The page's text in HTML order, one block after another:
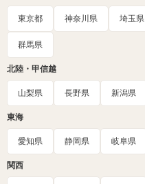
東京都 神奈川県 埼玉県
群馬県
北陸・甲信越
山梨県 長野県 新潟県
東海
愛知県 静岡県 岐阜県
関西